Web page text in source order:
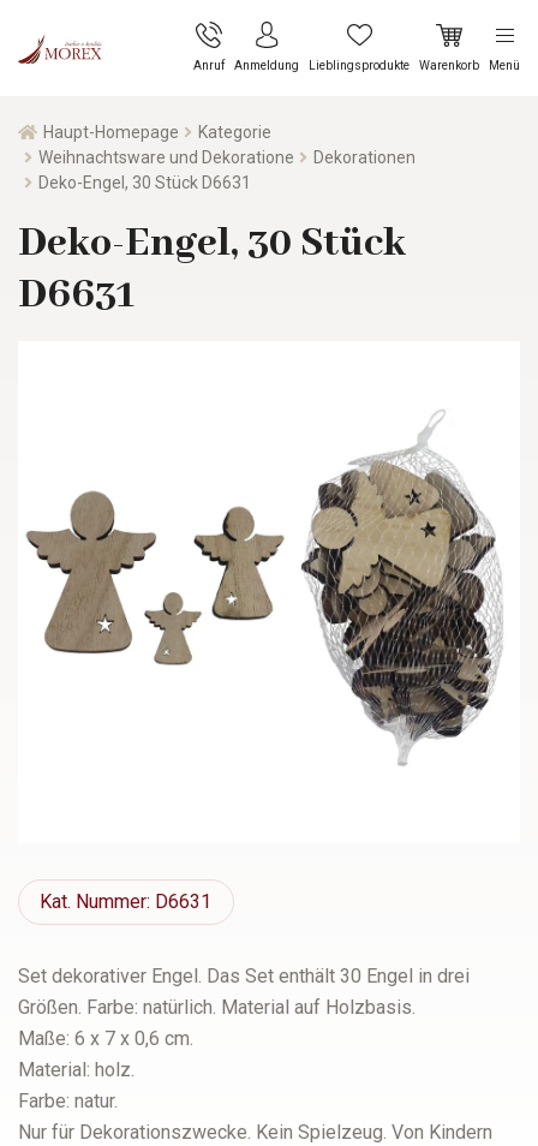
Anruf Anmeldung Lieblingsprodukte Warenkorb Menü
Haupt-Homepage
Kategorie
Weihnachtsware und Dekoratione
Dekorationen
Deko-Engel, 30 Stück D6631
Deko-Engel, 30 Stück
D6631
Kat. Nummer: D6631
Set dekorativer Engel. Das Set enthält 30 Engel in drei
Größen. Farbe: natürlich. Material auf Holzbasis.
Maße: 6 x 7 x 0,6 cm.
Material: holz.
Farbe: natur.
Nur für Dekorationszwecke. Kein Spielzeug. Von Kindern